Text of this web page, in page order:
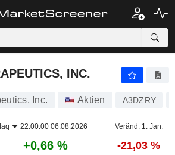
INC.
INC.
Inc. Aktien A3DZRY
22:00:00 06.08.2026 Veränd. 1. Jan.
+0,66 % -21,03 %